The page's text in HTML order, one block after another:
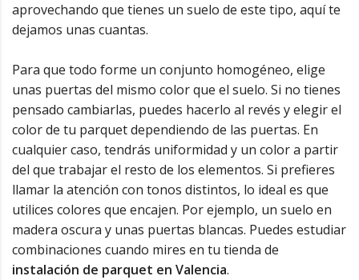
aprovechando que tienes un suelo de este tipo, aquí te
dejamos unas cuantas.
Para que todo forme un conjunto homogéneo, elige
unas puertas del mismo color que el suelo. Si no tienes
pensado cambiarlas, puedes hacerlo al revés y elegir el
color de tu parquet dependiendo de las puertas. En
cualquier caso, tendrás uniformidad y un color a partir
del que trabajar el resto de los elementos. Si prefieres
llamar la atención con tonos distintos, lo ideal es que
utilices colores que encajen. Por ejemplo, un suelo en
madera oscura y unas puertas blancas. Puedes estudiar
combinaciones cuando mires en tu tienda de
instalación de parquet en Valencia.